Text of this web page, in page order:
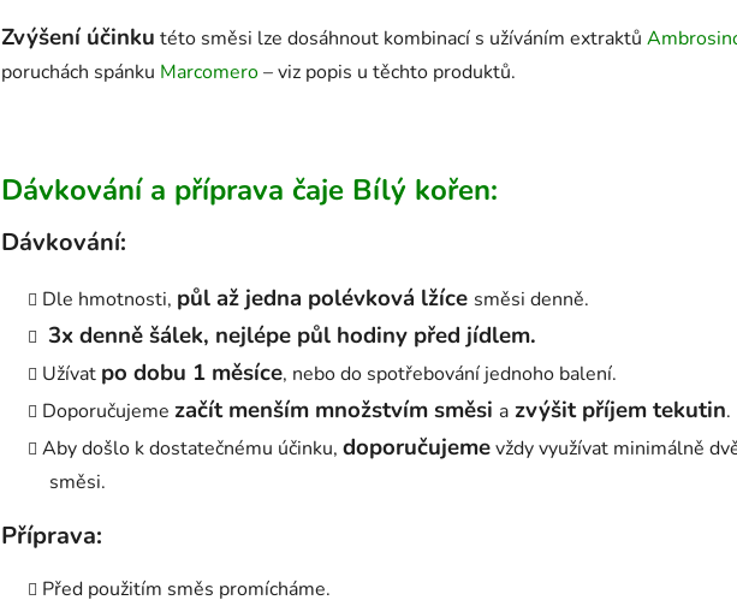
Zvýšení účinku této směsi lze dosáhnout kombinací s užíváním extraktů
poruchách spánku Marcomero– viz popis u těchto produktů.
Dávkování a příprava čaje Bílý kořen:
Dávkování:
Dle hmotnosti, půl až jedna polévková lžíce směsi denně.
3x denně šálek, nejlépe půl hodiny před jídlem.
Užívat po dobu 1 měsíce, nebo do spotřebování jednoho balení.
Doporučujeme začít menším množstvím směsi a zvýšit příjem tekutin.
Aby došlo k dostatečnému účinku, doporučujemevždy využívat minimálně
směsi.
Příprava:
Před použitím směs promícháme.